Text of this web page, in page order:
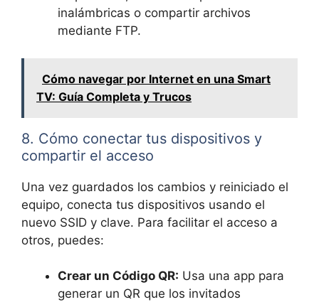
inalámbricas o compartir archivos
mediante FTP.
Cómo navegar por Internet en una Smart
TV: Guía Completa y Trucos
8. Cómo conectar tus dispositivos y
compartir el acceso
Una vez guardados los cambios y reiniciado el
equipo, conecta tus dispositivos usando el
nuevo SSID y clave. Para facilitar el acceso a
otros, puedes:
Crear un Código QR: Usa una app para
generar un QR que los invitados